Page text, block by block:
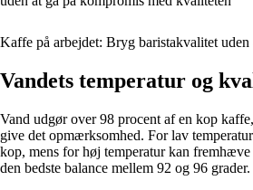
Kaffe på arbejdet: Bryg baristakvalitet uden
Vandets temperatur og
Vand udgør over 98 procent af en kop
give det opmærksomhed. For lav
kop, mens for høj temperatur kan
den bedste balance mellem 92 og 96 grader.